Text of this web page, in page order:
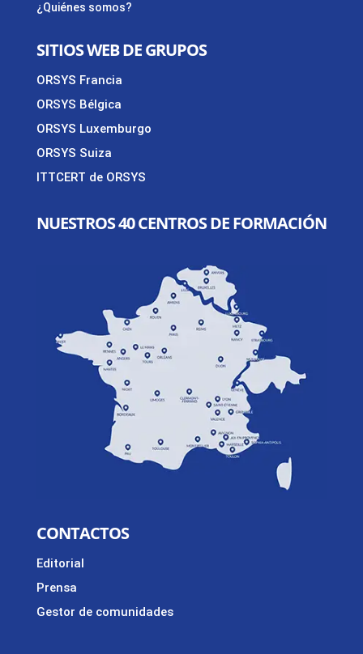
¿Quiénes somos?
SITIOS WEB DE GRUPOS
ORSYS Francia
ORSYS Bélgica
ORSYS Luxemburgo
ORSYS Suiza
ITTCERT de ORSYS
NUESTROS 40 CENTROS DE FORMACIÓN
CONTACTOS
Editorial
Prensa
Gestor de comunidades